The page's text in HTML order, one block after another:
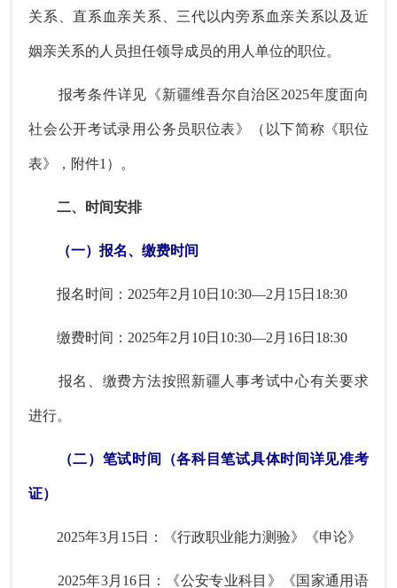
关系、直系血亲关系、三代以内旁系血亲关系以及近
姻亲关系的人员担任领导成员的用人单位的职位。
报考条件详见《新疆维吾尔自治区2025年度面向
社会公开考试录用公务员职位表》（以下简称《职位
表》，附件1）。
二、时间安排
（一）报名、缴费时间
报名时间：2025年2月10日10:30—2月15日18:30
缴费时间：2025年2月10日10:30—2月16日18:30
报名、缴费方法按照新疆人事考试中心有关要求
进行。
（二）笔试时间（各科目笔试具体时间详见准考
证）
2025年3月15日：《行政职业能力测验》《申论》
2025年3月16日：《公安专业科目》《国家通用语